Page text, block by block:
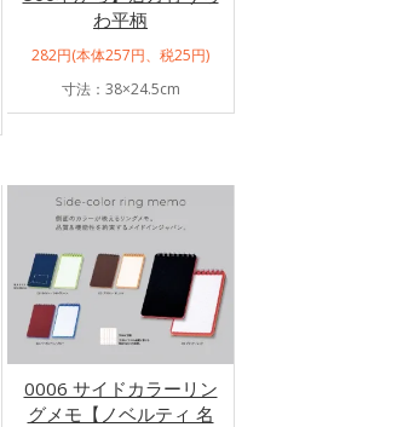
わ平柄
282円(本体257円、税25円)
寸法：38×24.5cm
0006 サイドカラーリン
グメモ【ノベルティ 名